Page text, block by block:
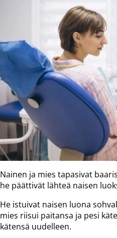
Nainen ja mies tapasivat
he päättivät lähteä naisen
He istuivat naisen luona
mies riisui paitansa ja pesi
kätensä uudelleen.